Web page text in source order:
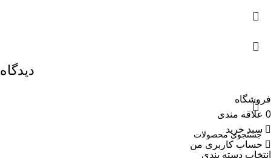
دیدگاه
انتخاب دسته بندی
فروشگاه
0 علاقه مندی
سبد خرید
حساب کاربری من